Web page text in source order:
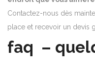
Contactez-nous dès
place et recevoir un devis
faq –